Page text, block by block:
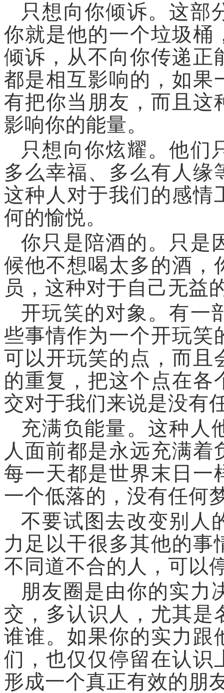
只想向你倾诉。 这部
你就是他的一个垃圾桶
倾诉，从不向你传递正
都是相互影响的，如果
有把你当朋友，而且这
影响你的能量。
只想向你炫耀。他们
多么幸福、多么有人缘
这种人对于我们的感情
何的愉悦。
你只是陪酒的。 只是
候他不想喝太多的酒，
员，这种对于自己无益
开玩笑的对象。有一
些事情作为一个开玩笑
可以开玩笑的点，而且
的重复，把这个点在各
交对于我们来说是没有
充满负能量。 这种人
人面前都是永远充满
每一天都是世界末日一
一个低落的，没有任何
不要试图去改变别人
力足以干很多其他的事
不同道不合的人，可以
朋友圈是由你的实力
交，多认识人，尤其是
谁谁。如果你的实力跟
们，也仅仅停留在认识
形成一个真正有效的朋